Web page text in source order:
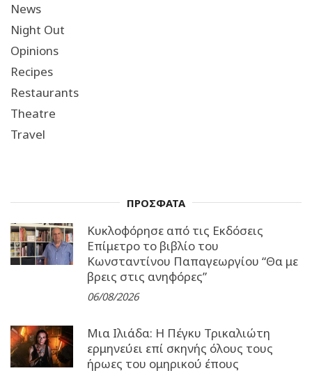
News
Night Out
Opinions
Recipes
Restaurants
Theatre
Travel
ΠΡΟΣΦΑΤΑ
Κυκλοφόρησε από τις Εκδόσεις
Επίμετρο το βιβλίο του
Κωνσταντίνου Παπαγεωργίου “Θα με
βρεις στις ανηφόρες”
06/08/2026
Μια Ιλιάδα: H Πέγκυ Τρικαλιώτη
ερμηνεύει επί σκηνής όλους τους
ήρωες του ομηρικού έπους